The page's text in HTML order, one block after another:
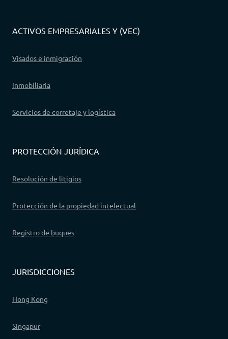
ACTIVOS EMPRESARIALES Y (VEC)
Visados e inmigración
Inmobiliaria
Servicios de corretaje y logística
PROTECCIÓN JURÍDICA
Resolución de litigios
Protección de la propiedad intelectual
Registro de buques
JURISDICCIONES
Hong Kong
Singapur